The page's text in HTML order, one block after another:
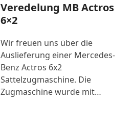
Veredelung MB Actros
6×2
Wir freuen uns über die
Auslieferung einer Mercedes-
Benz Actros 6x2
Sattelzugmaschine. Die
Zugmaschine wurde mit…